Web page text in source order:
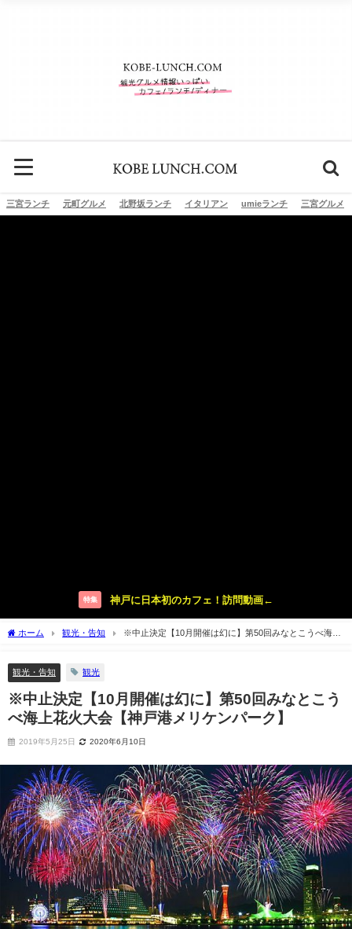
三宮ランチ 元町グルメ 北野坂ランチ イタリアン umieランチ 三宮グルメ
特集 神戸に日本初のカフェ！訪問動画←
ホーム 観光・告知
※中止決定【10月開催は幻に】第50回みなとこうべ海上
観光・告知 観光
※中止決定【10月開催は幻に】第50回みなとこう
べ海上花火大会【神戸港メリケンパーク】
2019年5月25日 2020年6月10日